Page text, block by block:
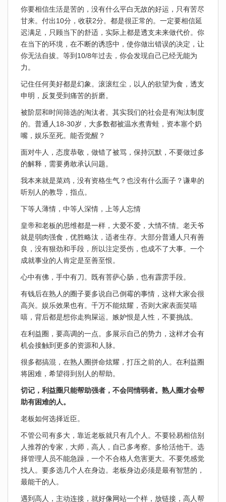
你要相信生活是苦的，没有什么平白无故的好运，只有苦尽
甘来。付出10分，收获2分。都是很正常的。一定要相信延
迟满足，只顾当下的舒适，实际上都是透支未来做代价。你
在当下的环境，在不断的诱惑中，使你做出错误的决定，让
你无法自拔。等到10/8年过去，你会发现自己已经无能为
力。
记住任何美好都是幻象。滚滚红尘，以人的欲望为食，透支
申明，反复受到痛苦的折磨。
被阶层和时间筛选的淘汰者。其实我们的社会是有淘汰制度
的。普通人18-30岁，大多数都被温水煮青蛙，资本塞个奶
嘴，娱乐至死。能否觉醒？
面对牛人，态度恭敬，做错了被骂，保持沉默，不要做过多
的解释，需要勇敢承认问题。
我本来就是菜鸡，没有资格生气？也没有什么面子？谦卑的
听别人的教导，指点。
下等人薄情，中等人深情，上等人忘情
皇帝和老板的思维都是一样，大爱不爱，大情不情。老天爷
就是弱肉强食，优胜略汰，适者生存。大部分普通人只有善
良，没有狠劲和手段，所以注定受伤，也成不了大事。一个
成就事业的人肯定是至善至恨。
心中有佛，手中有刀。既有菩萨心肠，也有霹雳手段。
有钱后在熟人的圈子要多说自己倒霉的事情，这样大家会很
高兴。娱乐效果也有。千万不能炫耀，否则大家表面笑嘻
嘻，背后都是想你走狗屎运。嫉妒恨是人性，不要挑战。
在利益圈，要高调的一点。多展示自己的势力，这样才会有
机会接触到更多的资源和人脉。
很多都搞混，在熟人圈拼命炫耀，打压之前的人。在利益圈
将困难，希望得到别人的帮助。
切记，利益圈只能帮助强者，不会同情弱者。熟人圈才会帮
助有困难的人。
老板如何选择近臣。
不管公司有多大，靠近老板就只有几个人。不要轻易相信别
人推荐的专家，大师，高人，自己多考察。多给活他干。选
择管理人员不能急躁，一个不合格人危害更大。不要凭感觉
找人。要多选几个人在身边。老板身边必须是最有智慧的，
最能干的人。
遇到高人，主动连接，就好像网站一个样，放链接，高人帮